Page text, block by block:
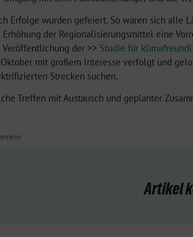
Erfolge wurden gefeiert. So waren sich alle
Erhöhung der Regionalisierungsmittel eine
Veröffentlichung der >> Studie für
mit großem Interesse verfolgt und
Strecken suchen.
Treffen mit Austausch und geplanter
Artikel